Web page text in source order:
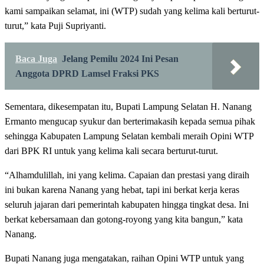
kami sampaikan selamat, ini (WTP) sudah yang kelima kali berturut-
turut,” kata Puji Supriyanti.
Baca Juga Jelang Pemilu 2024 Ini Pesan
Anggota DPRD Lamsel Fraksi PKS
Sementara, dikesempatan itu, Bupati Lampung Selatan H. Nanang
Ermanto mengucap syukur dan berterimakasih kepada semua pihak
sehingga Kabupaten Lampung Selatan kembali meraih Opini WTP
dari BPK RI untuk yang kelima kali secara berturut-turut.
“Alhamdulillah, ini yang kelima. Capaian dan prestasi yang diraih
ini bukan karena Nanang yang hebat, tapi ini berkat kerja keras
seluruh jajaran dari pemerintah kabupaten hingga tingkat desa. Ini
berkat kebersamaan dan gotong-royong yang kita bangun,” kata
Nanang.
Bupati Nanang juga mengatakan, raihan Opini WTP untuk yang